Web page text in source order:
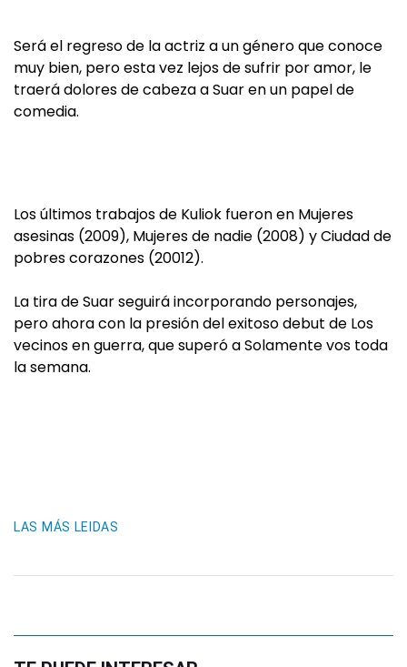
Será el regreso de la actriz a un género que conoce
muy bien, pero esta vez lejos de sufrir por amor, le
traerá dolores de cabeza a Suar en un papel de
comedia.
Los últimos trabajos de Kuliok fueron en Mujeres
asesinas (2009), Mujeres de nadie (2008) y Ciudad de
pobres corazones (20012).
La tira de Suar seguirá incorporando personajes,
pero ahora con la presión del exitoso debut de Los
vecinos en guerra, que superó a Solamente vos toda
la semana.
LAS MÁS LEIDAS